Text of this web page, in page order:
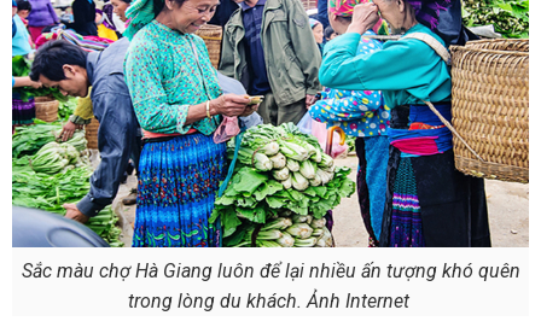
Sắc màu chợ Hà Giang luôn để lại nhiều ấn tượng khó quên
trong lòng du khách. Ảnh Internet